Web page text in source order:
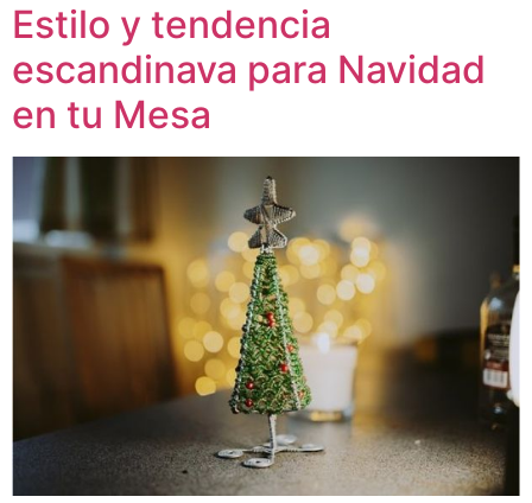
Estilo y tendencia
escandinava para Navidad
en tu Mesa